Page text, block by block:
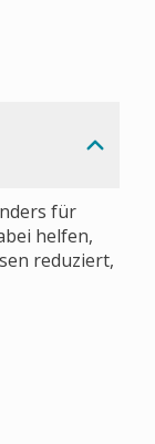
für
helfen,
reduziert,